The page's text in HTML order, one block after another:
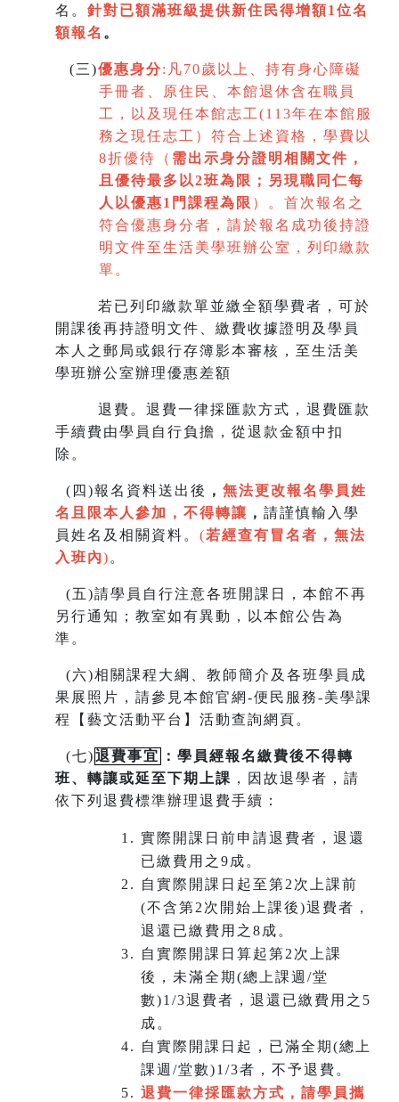
名。 針對已額滿班級提供新住民得增額1 位名
額報名 。
(三)優惠身分: 凡70歲以上、持有身心障礙
手冊者、原住民、本館退休含在職員
工，以及現任本館志工(113年在本館服
務之現任志工）符合上述資格，學費以
8折優待（ 需出示身分證明相關文件，
且優待最多以2班為限 ； 另現職同仁每
人以優惠1門課程為限 ）。首次報名之
符合優惠身分者，請於報名成功後持證
明文件至生活美學班辦公室，列印繳款
單。
若已列印繳款單並繳全額學費者，可於
開課後再持證明文件、繳費收據證明及學員
本人之郵局或銀行存簿影本審核，至生活美
學班辦公室辦理優惠差額
退費。退費一律採匯款方式，退費匯款
手續費由學員自行負擔，從退款金額中扣
除。
( 四)報名資料送出後 ， 無法更改報名學員姓
名且限本人參加，不得轉讓 ， 請謹慎輸入學
員姓名及相關資料。 (若經查有冒名者，無法
入班內) 。
(五)請學員自行注意各班開課日，本館不再
另行通知；教室如有異動，以本館公告為
準。
(六)相關課程大綱、教師簡介及各班學員成
果展照片，請參見本館官網-便民服務-美學課
程【藝文活動平台】活動查詢網頁。
(七)退費事宜
：學員經報名繳費後不得轉
班、 轉讓或延至下期上課 ，因故退學者，請
依下列退費標準辦理退費手續：
實際開課日前申請退費者，退還
已繳費用之9成。
自實際開課日起至第2次上課前
(不含第2次開始上課後)退費者，
退還已繳費用之8成。
自實際開課日算起第2次上課
後，未滿全期(總上課週/堂
數)1/3退費者，退還已繳費用之5
成。
自實際開課日起，已滿全期(總上
課週/堂數)1/3者，不予退費。
退費一律採匯款方式，請學員攜